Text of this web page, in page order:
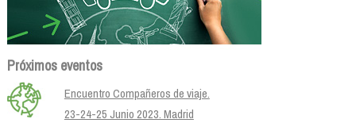
Próximos eventos
Encuentro Compañeros de viaje.
23-24-25 Junio 2023. Madrid